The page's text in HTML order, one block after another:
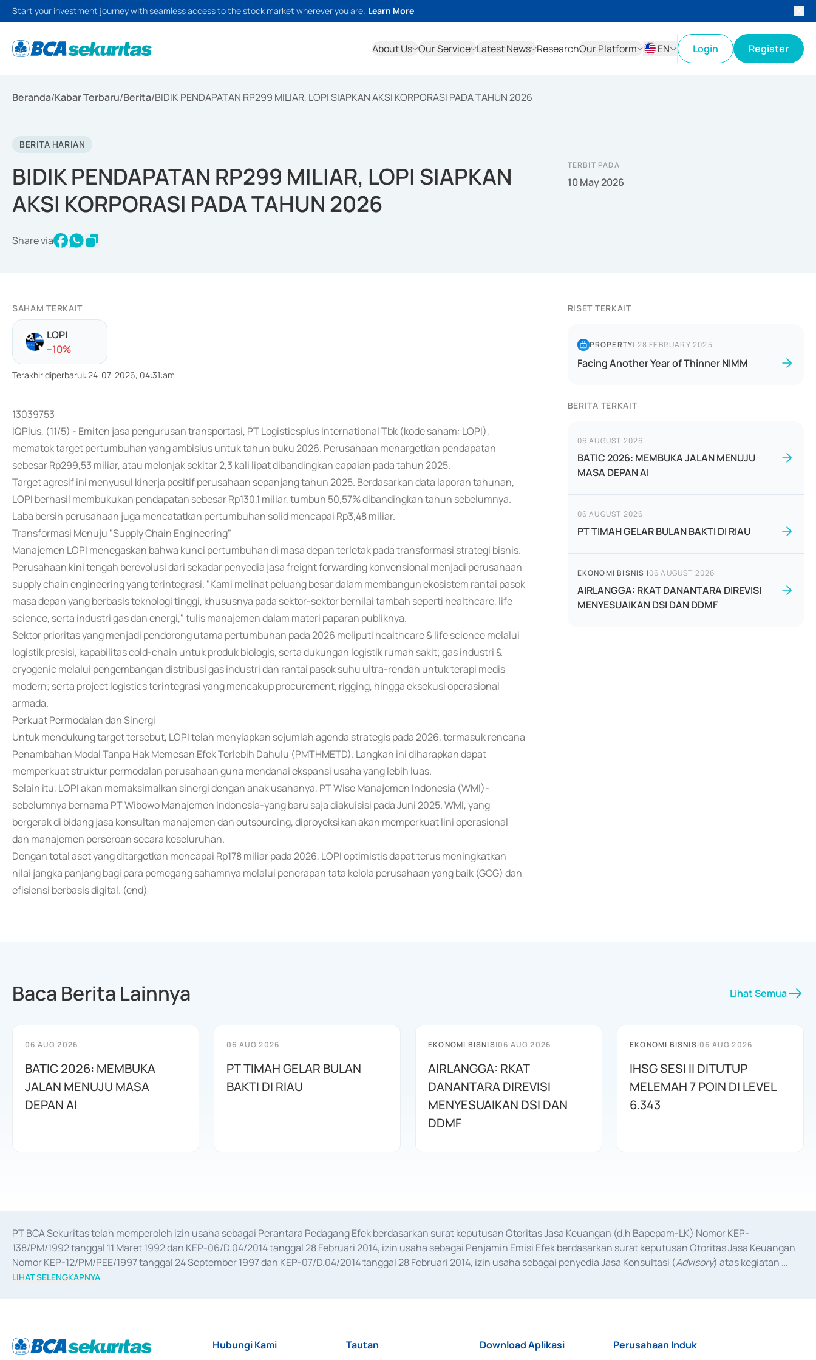
Start your investment journey with seamless access to the stock market wherever you are. Learn More
About Us Our Service Latest News ResearchOur Platform
EN
Login Register
Beranda/Kabar Terbaru/Berita/BIDIK PENDAPATAN RP299 MILIAR, LOPI SIAPKAN AKSI KORPORASI PADA TAHUN 2026
BERITA HARIAN
BIDIK PENDAPATAN RP299 MILIAR, LOPI SIAPKAN
AKSI KORPORASI PADA TAHUN 2026
Share via
TERBIT PADA
10 May 2026
SAHAM TERKAIT
LOPI
--10%
Terakhir diperbarui: 24-07-2026, 04:31:am
13039753
IQPlus, (11/5) - Emiten jasa pengurusan transportasi, PT Logisticsplus International Tbk (kode saham: LOPI),
mematok target pertumbuhan yang ambisius untuk tahun buku 2026. Perusahaan menargetkan pendapatan
sebesar Rp299,53 miliar, atau melonjak sekitar 2,3 kali lipat dibandingkan capaian pada tahun 2025.
Target agresif ini menyusul kinerja positif perusahaan sepanjang tahun 2025. Berdasarkan data laporan tahunan,
LOPI berhasil membukukan pendapatan sebesar Rp130,1 miliar, tumbuh 50,57% dibandingkan tahun sebelumnya.
Laba bersih perusahaan juga mencatatkan pertumbuhan solid mencapai Rp3,48 miliar.
Transformasi Menuju "Supply Chain Engineering"
Manajemen LOPI menegaskan bahwa kunci pertumbuhan di masa depan terletak pada transformasi strategi bisnis.
Perusahaan kini tengah berevolusi dari sekadar penyedia jasa freight forwarding konvensional menjadi perusahaan
supply chain engineering yang terintegrasi. "Kami melihat peluang besar dalam membangun ekosistem rantai pasok
masa depan yang berbasis teknologi tinggi, khususnya pada sektor-sektor bernilai tambah seperti healthcare, life
science, serta industri gas dan energi," tulis manajemen dalam materi paparan publiknya.
Sektor prioritas yang menjadi pendorong utama pertumbuhan pada 2026 meliputi healthcare & life science melalui
logistik presisi, kapabilitas cold-chain untuk produk biologis, serta dukungan logistik rumah sakit; gas industri &
cryogenic melalui pengembangan distribusi gas industri dan rantai pasok suhu ultra-rendah untuk terapi medis
modern; serta project logistics terintegrasi yang mencakup procurement, rigging, hingga eksekusi operasional
armada.
Perkuat Permodalan dan Sinergi
Untuk mendukung target tersebut, LOPI telah menyiapkan sejumlah agenda strategis pada 2026, termasuk rencana
Penambahan Modal Tanpa Hak Memesan Efek Terlebih Dahulu (PMTHMETD). Langkah ini diharapkan dapat
memperkuat struktur permodalan perusahaan guna mendanai ekspansi usaha yang lebih luas.
Selain itu, LOPI akan memaksimalkan sinergi dengan anak usahanya, PT Wise Manajemen Indonesia (WMI)-
sebelumnya bernama PT Wibowo Manajemen Indonesia-yang baru saja diakuisisi pada Juni 2025. WMI, yang
bergerak di bidang jasa konsultan manajemen dan outsourcing, diproyeksikan akan memperkuat lini operasional
dan manajemen perseroan secara keseluruhan.
Dengan total aset yang ditargetkan mencapai Rp178 miliar pada 2026, LOPI optimistis dapat terus meningkatkan
nilai jangka panjang bagi para pemegang sahamnya melalui penerapan tata kelola perusahaan yang baik (GCG) dan
efisiensi berbasis digital. (end)
RISET TERKAIT
PROPERTY| 28 FEBRUARY 2025
Facing Another Year of Thinner NIMM
BERITA TERKAIT
06 AUGUST 2026
BATIC 2026: MEMBUKA JALAN MENUJU
MASA DEPAN AI
06 AUGUST 2026
PT TIMAH GELAR BULAN BAKTI DI RIAU
EKONOMI BISNIS |06 AUGUST 2026
AIRLANGGA: RKAT DANANTARA DIREVISI
MENYESUAIKAN DSI DAN DDMF
Baca Berita Lainnya Lihat Semua
06 AUG 2026
BATIC 2026: MEMBUKA
JALAN MENUJU MASA
DEPAN AI
06 AUG 2026
PT TIMAH GELAR BULAN
BAKTI DI RIAU
EKONOMI BISNIS|06 AUG 2026
AIRLANGGA: RKAT
DANANTARA DIREVISI
MENYESUAIKAN DSI DAN
DDMF
EKONOMI BISNIS|06 AUG 2026
IHSG SESI II DITUTUP
MELEMAH 7 POIN DI LEVEL
6.343
PT BCA Sekuritas telah memperoleh izin usaha sebagai Perantara Pedagang Efek berdasarkan surat keputusan Otoritas Jasa Keuangan (d.h Bapepam-LK) Nomor KEP-
138/PM/1992 tanggal 11 Maret 1992 dan KEP-06/D.04/2014 tanggal 28 Februari 2014, izin usaha sebagai Penjamin Emisi Efek berdasarkan surat keputusan Otoritas Jasa Keuangan
Nomor KEP-12/PM/PEE/1997 tanggal 24 September 1997 dan KEP-07/D.04/2014 tanggal 28 Februari 2014, izin usaha sebagai penyedia Jasa Konsultasi (Advisory) atas kegiatan
merger, akuisisi, divestasi, dan
LIHAT SELENGKAPNYA
Hubungi Kami Tautan Download Aplikasi Perusahaan Induk